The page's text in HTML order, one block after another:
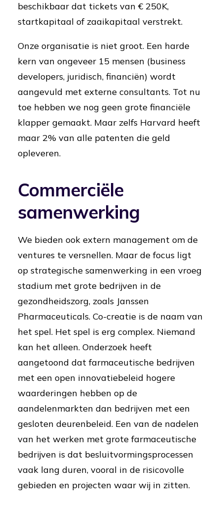
beschikbaar dat tickets van € 250K,
startkapitaal of zaaikapitaal verstrekt.
Onze organisatie is niet groot. Een harde
kern van ongeveer 15 mensen (business
developers, juridisch, financiën) wordt
aangevuld met externe consultants. Tot nu
toe hebben we nog geen grote financiële
klapper gemaakt. Maar zelfs Harvard heeft
maar 2% van alle patenten die geld
opleveren.
Commerciële
samenwerking
We bieden ook extern management om de
ventures te versnellen. Maar de focus ligt
op strategische samenwerking in een vroeg
stadium met grote bedrijven in de
gezondheidszorg, zoals Janssen
Pharmaceuticals. Co-creatie is de naam van
het spel. Het spel is erg complex. Niemand
kan het alleen. Onderzoek heeft
aangetoond dat farmaceutische bedrijven
met een open innovatiebeleid hogere
waarderingen hebben op de
aandelenmarkten dan bedrijven met een
gesloten deurenbeleid. Een van de nadelen
van het werken met grote farmaceutische
bedrijven is dat besluitvormingsprocessen
vaak lang duren, vooral in de risicovolle
gebieden en projecten waar wij in zitten.